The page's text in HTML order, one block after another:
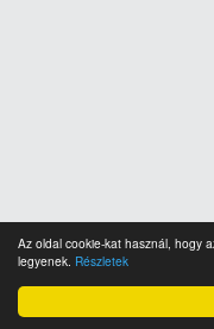
Az oldal cookie-kat használ, hogy
legyenek. Részletek